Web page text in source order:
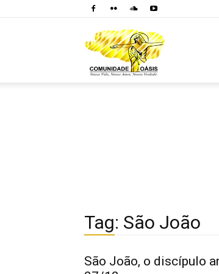
Tag: São João
São João, o discípulo